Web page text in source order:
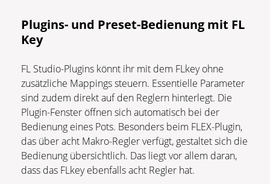
Plugins- und Preset-Bedienung mit FL
Key
FL Studio-Plugins könnt ihr mit dem FLkey ohne
zusätzliche Mappings steuern. Essentielle Parameter
sind zudem direkt auf den Reglern hinterlegt. Die
Plugin-Fenster öffnen sich automatisch bei der
Bedienung eines Pots. Besonders beim FLEX-Plugin,
das über acht Makro-Regler verfügt, gestaltet sich die
Bedienung übersichtlich. Das liegt vor allem daran,
dass das FLkey ebenfalls acht Regler hat.